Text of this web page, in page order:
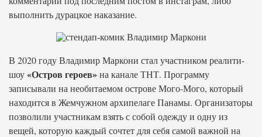
выполнить дурацкое наказание.
В 2020 году Владимир Маркони стал участником реалити-
шоу«Остров героев»на канале ТНТ. Программу
записывали на необитаемом острове Мого-Мого, который
находится в Жемчужном архипелаге Панамы. Организаторы
позволили участникам взять с собой одежду и одну из
вещей, которую каждый сочтет для себя самой важной на